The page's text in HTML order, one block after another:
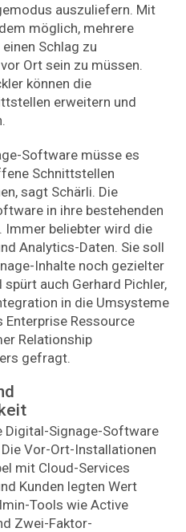
auszuliefern. Mit
möglich, mehrere
Schlag zu
Ort sein zu müssen.
können die
erweitern und
Software müsse es
Schnittstellen
sagt Schärli. Die
in ihre bestehenden
Immer beliebter wird die
Analytics-Daten. Sie soll
Inhalte noch gezielter
auch Gerhard Pichler,
in die Umsysteme
Ressource
Relationship
gefragt.
Digital-Signage-Software
Vor-Ort-Installationen
mit Cloud-Services
Kunden legten Wert
Tools wie Active
Zwei-Faktor-